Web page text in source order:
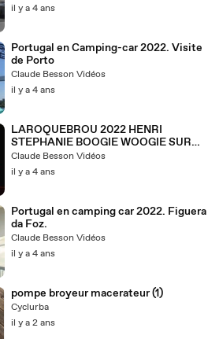
il y a 4 ans
Portugal en Camping-car 2022. Visite
de Porto
Claude Besson Vidéos
il y a 4 ans
LAROQUEBROU 2022 HENRI
STEPHANIE BOOGIE WOOGIE SUR
SCENE
Claude Besson Vidéos
il y a 4 ans
Portugal en camping car 2022. Figuera
da Foz.
Claude Besson Vidéos
il y a 4 ans
pompe broyeur macerateur (1)
Cyclurba
il y a 2 ans